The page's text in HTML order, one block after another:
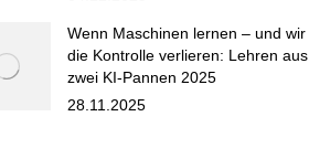
Wenn Maschinen lernen – und wir
die Kontrolle verlieren: Lehren aus
zwei KI-Pannen 2025
28.11.2025